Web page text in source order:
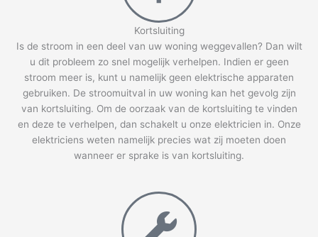
Kortsluiting
Is de stroom in een deel van uw woning weggevallen? Dan wilt
u dit probleem zo snel mogelijk verhelpen. Indien er geen
stroom meer is, kunt u namelijk geen elektrische apparaten
gebruiken. De stroomuitval in uw woning kan het gevolg zijn
van kortsluiting. Om de oorzaak van de kortsluiting te vinden
en deze te verhelpen, dan schakelt u onze elektricien in. Onze
elektriciens weten namelijk precies wat zij moeten doen
wanneer er sprake is van kortsluiting.